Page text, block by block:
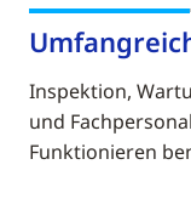
Inspektion,
und
Funktionieren